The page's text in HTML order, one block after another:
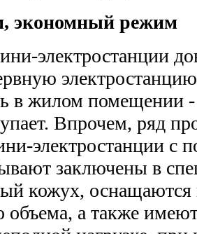
экономный режим
электростанции
в жилом помещении
Впрочем, ряд
электростанции с
заключены в
кожух, оснащаются
объема, а также